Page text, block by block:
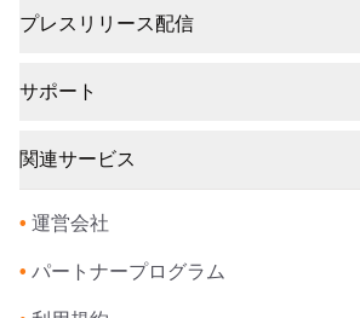
プレスリリース配信
サポート
関連サービス
• 運営会社
• パートナープログラム